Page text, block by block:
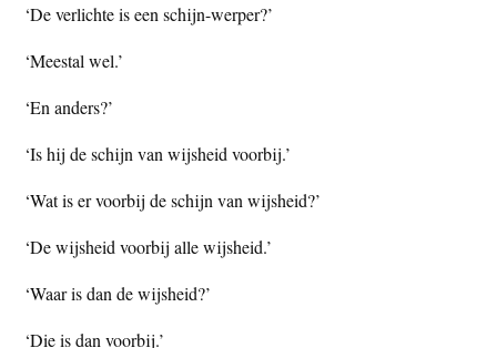
‘De verlichte is een schijn-werper?’
‘Meestal wel.’
‘En anders?’
‘Is hij de schijn van wijsheid voorbij.’
‘Wat is er voorbij de schijn van wijsheid?’
‘De wijsheid voorbij alle wijsheid.’
‘Waar is dan de wijsheid?’
‘Die is dan voorbij.’